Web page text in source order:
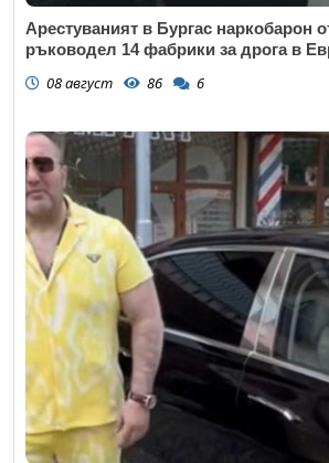
Арестуваният в Бургас наркобарон
ръководел 14 фабрики за дрога в
08 август 86 6